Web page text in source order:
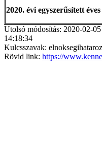
2020. évi egyszerűsített
Utolsó módosítás: 2020-02-
14:18:34
Kulcsszavak:
Rövid link: https://